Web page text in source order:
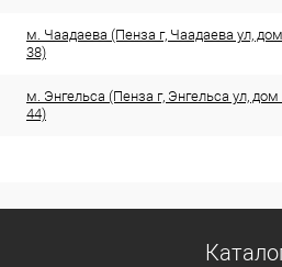
м. Чаадаева (Пенза г, Чаадаева ул,
38)
м. Энгельса (Пенза г, Энгельса ул,
44)